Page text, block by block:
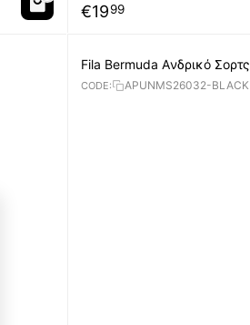
€1999
Fila Bermuda Aνδρικό Σορτς
CODE: APUNMS26032-BLACK